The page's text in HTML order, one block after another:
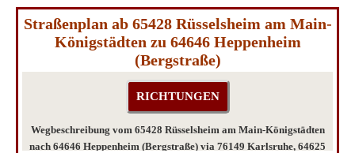
Straßenplan ab 65428 Rüsselsheim am Main-
Königstädten zu 64646 Heppenheim
(Bergstraße)
Wegbeschreibung vom 65428 Rüsselsheim am Main-Königstädten
nach 64646 Heppenheim (Bergstraße) via 76149 Karlsruhe, 64625